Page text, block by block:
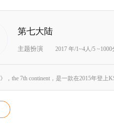
第七大陆
主题扮演 2017 年/1~4人/5 ~1000